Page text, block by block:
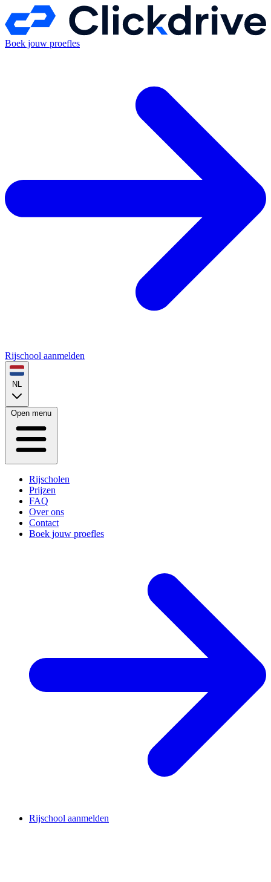
Boek jouw proefles
Rijschool aanmelden
NL
Open menu
Rijscholen
Prijzen
FAQ
Over ons
Contact
Boek jouw proefles
Rijschool aanmelden